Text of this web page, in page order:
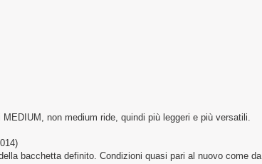
non medium ride, quindi più leggeri e più versatili.
bacchetta definito. Condizioni quasi pari al nuovo come da